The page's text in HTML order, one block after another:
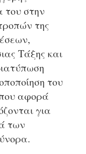
του στην
της
Τάξης και
του
αφορά
για
των